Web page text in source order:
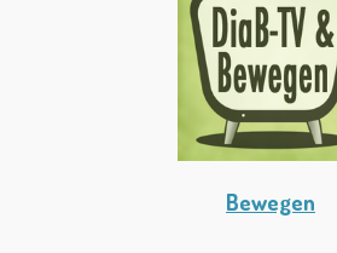
Bewegen